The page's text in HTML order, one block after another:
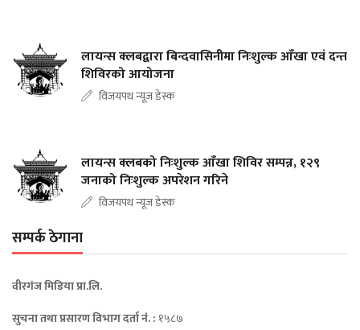
लायन्स क्लबद्वारा बिन्दवासिनीमा निःशुल्क आँखा एवं दन्त
शिविरको आयोजना
विजयपथ न्यूज डेस्क
लायन्स क्लबको निःशुल्क आँखा शिविर सम्पन्न, १२९
जनाको निःशुल्क अपरेशन गरिने
विजयपथ न्यूज डेस्क
सम्पर्क ठेगाना
वीरगंज मिडिया प्रा.लि.
सुचना तथा प्रसारण विभाग दर्ता नंं. : १५८७